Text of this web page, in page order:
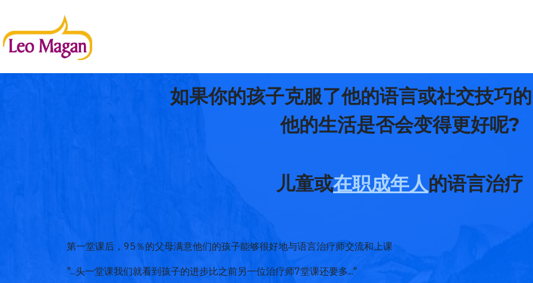
如果你的孩子克服了他的语言或社交技巧
他的生活是否会变得更好呢?
儿童或在职成年人的语言治疗
第一堂课后，95％的父母满意他们的孩子能够很好地与语言治疗师交流和上课
"...头一堂课我们就看到孩子的进步比之前另一位治疗师7堂课还要多..."